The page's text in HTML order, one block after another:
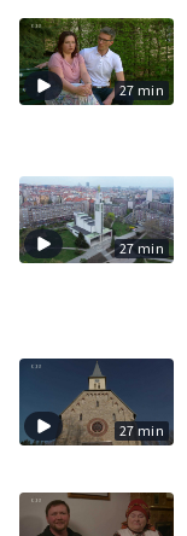
27 min
27 min
27 min